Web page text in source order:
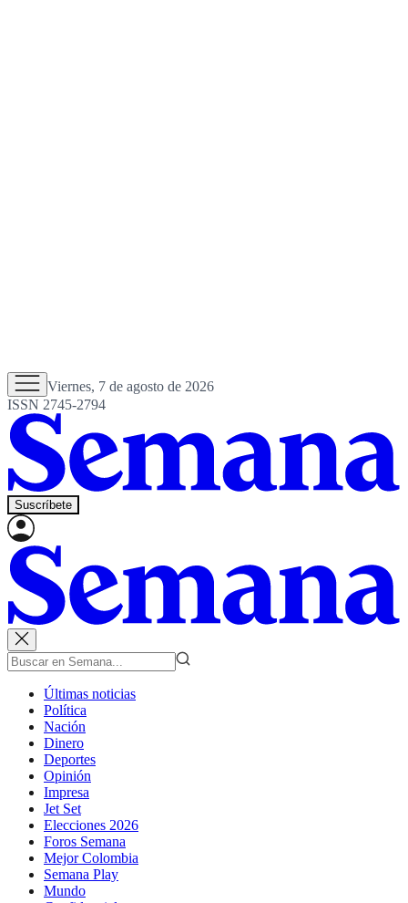
Viernes, 7 de agosto de 2026
ISSN 2745-2794
Suscríbete
Últimas noticias
Política
Nación
Dinero
Deportes
Opinión
Impresa
Jet Set
Elecciones 2026
Foros Semana
Mejor Colombia
Semana Play
Mundo